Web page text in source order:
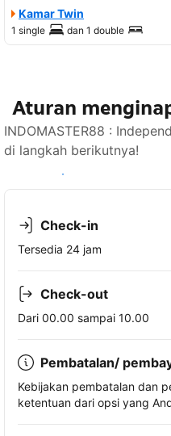
Kamar Twin
1 single dan 1 double
Aturan
INDOMASTER88 :
di langkah berikutnya!
Lihat ketersediaan
Check-in
Tersedia 24 jam
Check-out
Dari 00.00 sampai 10.00
Pembatalan/
Kebijakan pembatalan dan
ketentuan dari opsi yang